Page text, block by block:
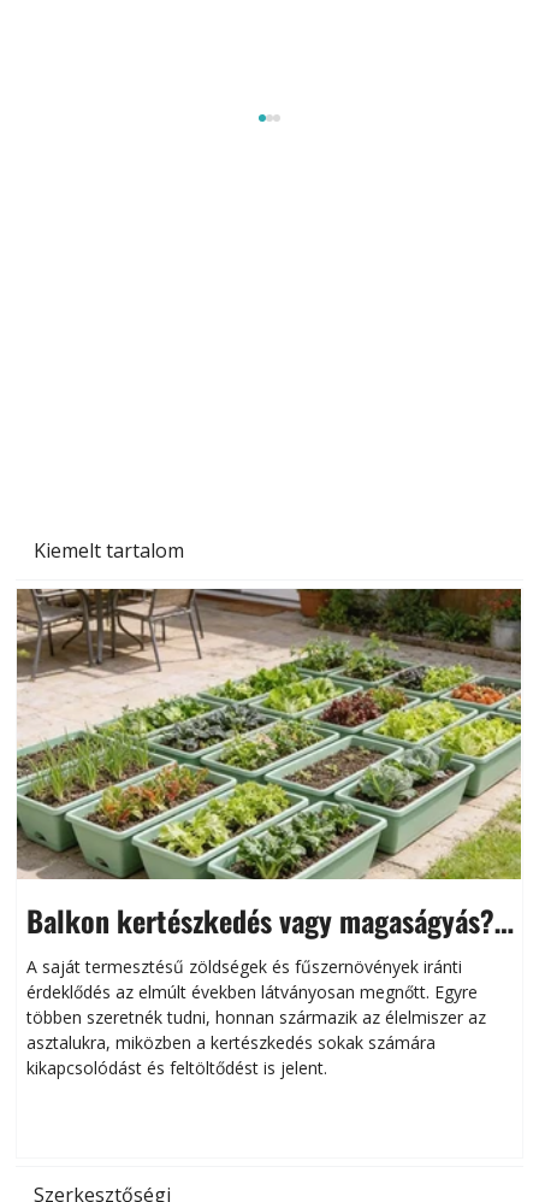
Kiemelt tartalom
Balkon kertészkedés vagy magaságyás?
Helytakarékos kertészkedés
A saját termesztésű zöldségek és fűszernövények iránti
érdeklődés az elmúlt években látványosan megnőtt. Egyre
többen szeretnék tudni, honnan származik az élelmiszer az
asztalukra, miközben a kertészkedés sokak számára
kikapcsolódást és feltöltődést is jelent.
Szerkesztőségi